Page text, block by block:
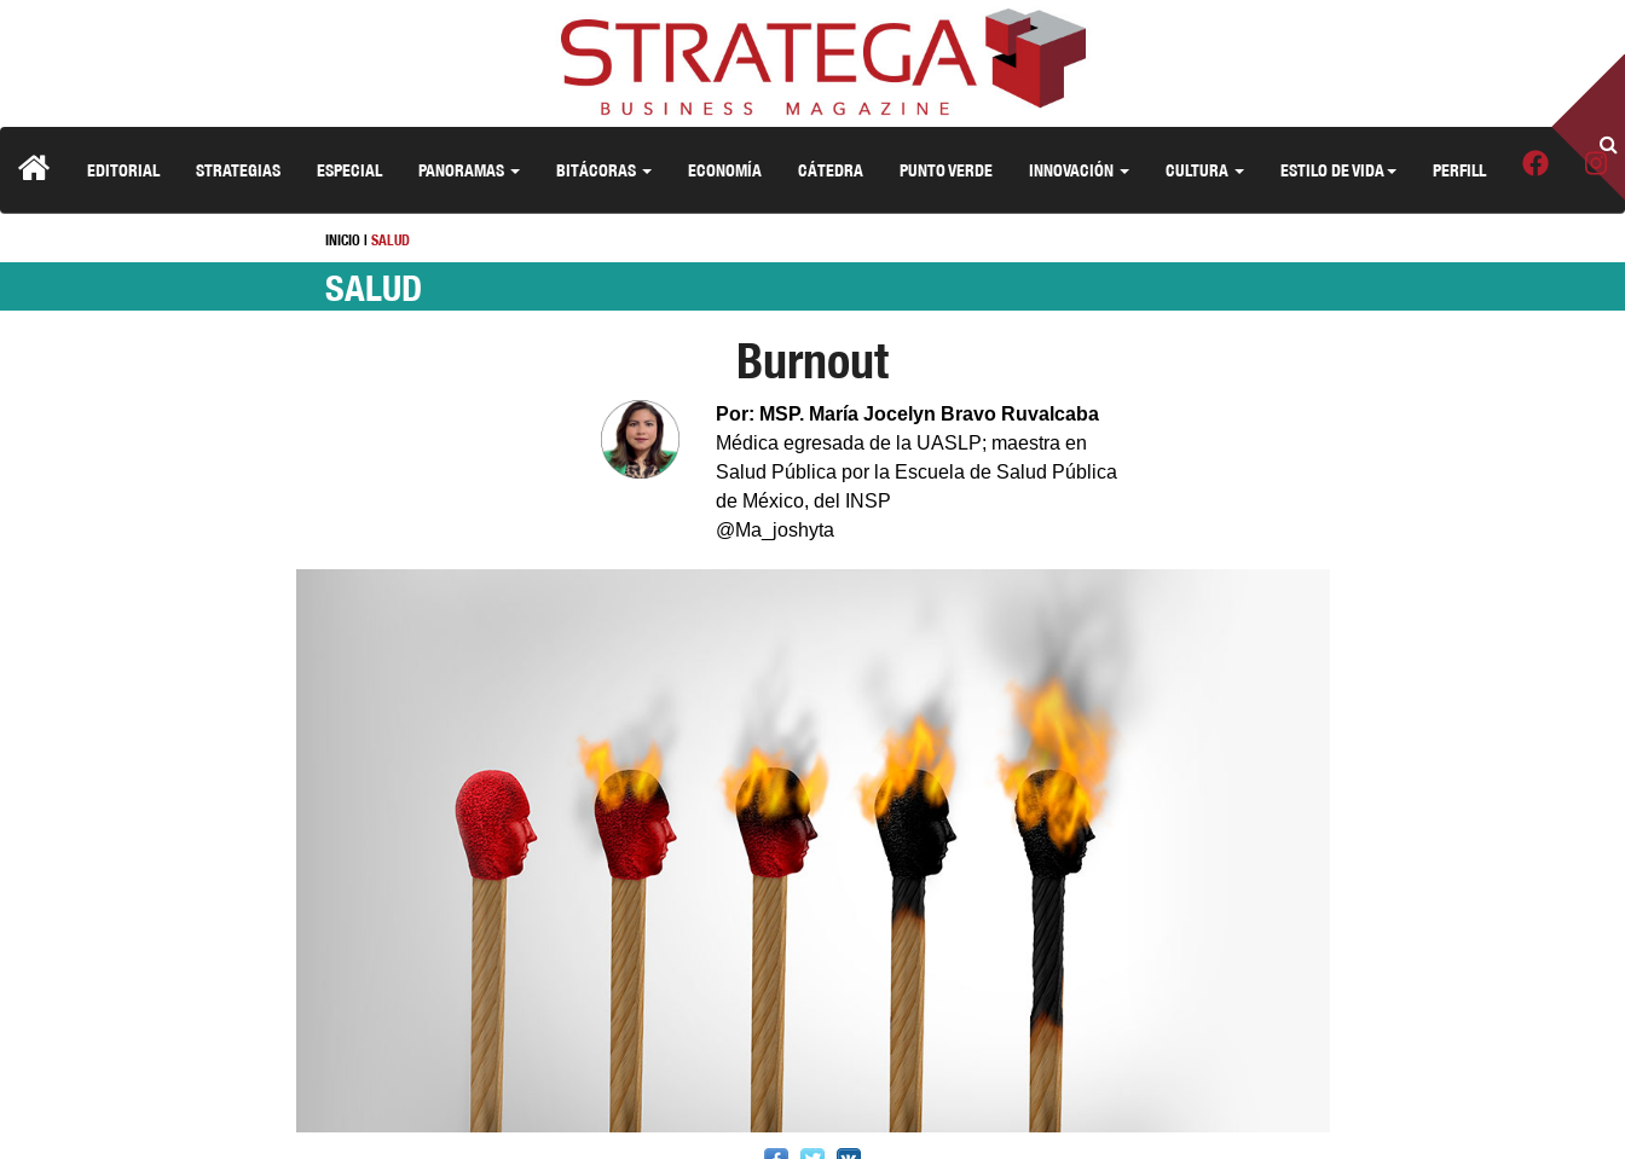
EDITORIAL STRATEGIAS ESPECIAL PANORAMAS BITÁCORAS ECONOMÍA CÁTEDRA PUNTO VERDE INNOVACIÓN CULTURA ESTILO DE VIDA PERFILL
INICIO| SALUD
SALUD
Burnout
Por: MSP. María Jocelyn Bravo Ruvalcaba
Médica egresada de la UASLP; maestra en
Salud Pública por la Escuela de Salud Pública
de México, del INSP
@Ma_joshyta